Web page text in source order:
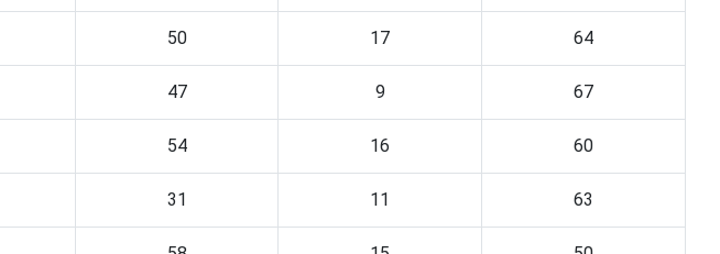
50 17 64
47 9 67
54 16 60
31 11 63